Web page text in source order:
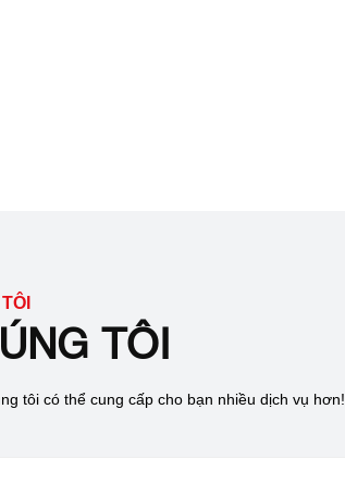
TÔI
tôi có thể cung cấp cho bạn nhiều dịch vụ hơn!